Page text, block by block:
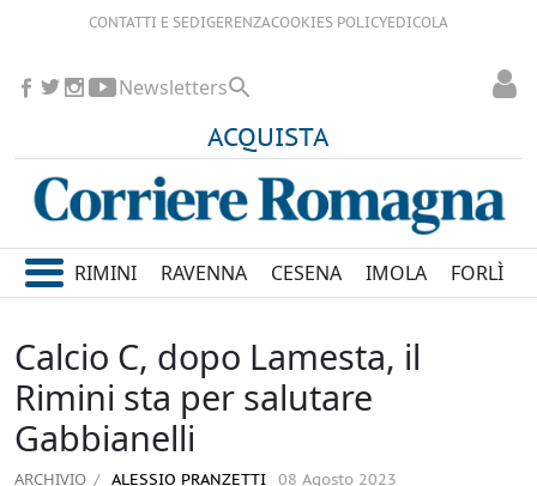
CONTATTI E SEDIGERENZACOOKIES POLICYEDICOLA
ACQUISTA
Newsletters
RIMINI RAVENNA CESENA IMOLA FORLÌ
Calcio C, dopo Lamesta, il
Rimini sta per salutare
Gabbianelli
ARCHIVIO ALESSIO PRANZETTI 08 Agosto 2023